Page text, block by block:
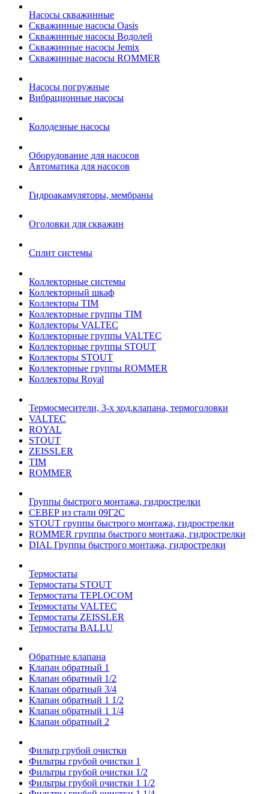
Насосы скважинные
Скважинные насосы Oasis
Скважинные насосы Водолей
Скважинные насосы Jemix
Cкважинные насосы ROMMER
Насосы погружные
Вибрационные насосы
Колодезные насосы
Оборудование для насосов
Автоматика для насосов
Гидроакамуляторы, мембраны
Оголовки для скважин
Сплит системы
Коллекторные системы
Коллекторный шкаф
Коллекторы TIM
Коллекторные группы TIM
Коллекторы VALTEC
Коллекторные группы VALTEC
Коллекторные группы STOUT
Коллекторы STOUT
Коллекторные группы ROMMER
Коллекторы Royal
Термосмесители, 3-х ход.клапана, термоголовки
VALTEC
ROYAL
STOUT
ZEISSLER
TIM
ROMMER
Группы быстрого монтажа, гидрострелки
СЕВЕР из стали 09Г2С
STOUT группы быстрого монтажа, гидрострелки
ROMMER группы быстрого монтажа, гидрострелки
DIAL Группы быстрого монтажа, гидрострелки
Термостаты
Термостаты STOUT
Термостаты TEPLOCOM
Термостаты VALTEC
Термостаты ZEISSLER
Термостаты BALLU
Обратные клапана
Клапан обратный 1
Клапан обратный 1/2
Клапан обратный 3/4
Клапан обратный 1 1/2
Клапан обратный 1 1/4
Клапан обратный 2
Фильтр грубой очистки
Фильтры грубой очистки 1
Фильтры грубой очистки 1/2
Фильтры грубой очистки 1 1/2